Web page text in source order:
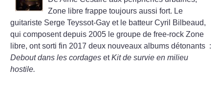
Zone libre frappe toujours aussi fort. Le
guitariste Serge Teyssot-Gay et le batteur Cyril Bilbeaud,
qui composent depuis 2005 le groupe de free-rock Zone
libre, ont sorti fin 2017 deux nouveaux albums détonants :
Debout dans les cordages etKit de survie en milieu
hostile.